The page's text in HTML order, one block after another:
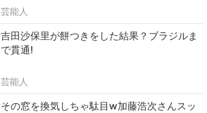
芸能人
吉田沙保里が餅つきをした結果？ブラジルま
で貫通!
芸能人
その窓を換気しちゃ駄目w加藤浩次さんスッ